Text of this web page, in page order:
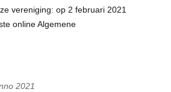
vereniging: op 2 februari 2021
online Algemene
2021